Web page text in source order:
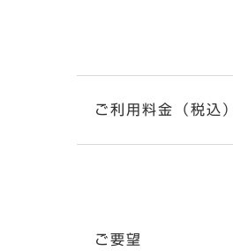
ご利用料金（税込）
ご要望